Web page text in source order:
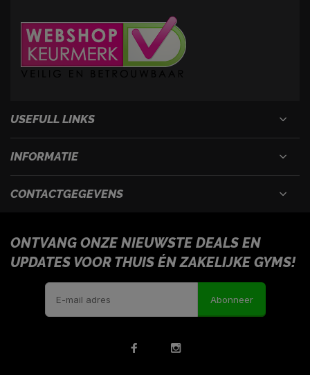
USEFULL LINKS
INFORMATIE
CONTACTGEGEVENS
ONTVANG ONZE NIEUWSTE DEALS EN
UPDATES VOOR THUIS ÉN ZAKELIJKE GYMS!
Abonneer